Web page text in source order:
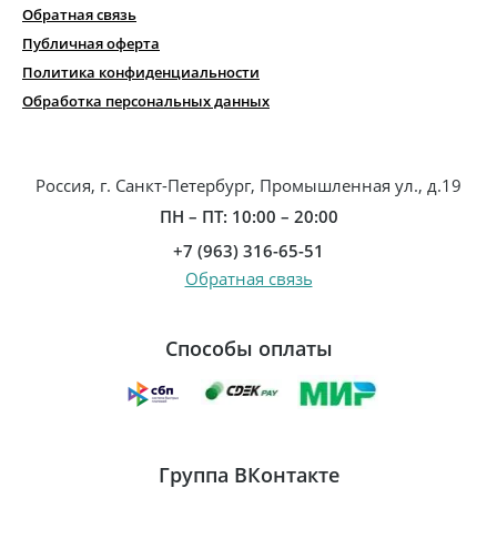
Обратная связь
Публичная оферта
Политика конфиденциальности
Обработка персональных данных
Россия, г. Санкт-Петербург, Промышленная ул., д.19
ПН – ПТ: 10:00 – 20:00
+7 (963) 316-65-51
Обратная связь
Способы оплаты
Группа ВКонтакте